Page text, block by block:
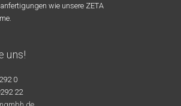
wie unsere ZETA
uns!
0
22